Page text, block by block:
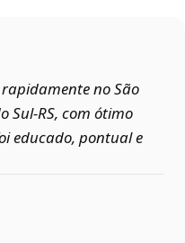
no São
Sul‑RS, com ótimo
educado, pontual e